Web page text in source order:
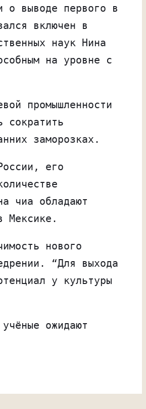
о выводе первого в
включен в
наук Нина
на уровне с
промышленности
сократить
заморозках.
его
чиа обладают
Мексике.
нового
“Для выхода
у культуры
ожидают